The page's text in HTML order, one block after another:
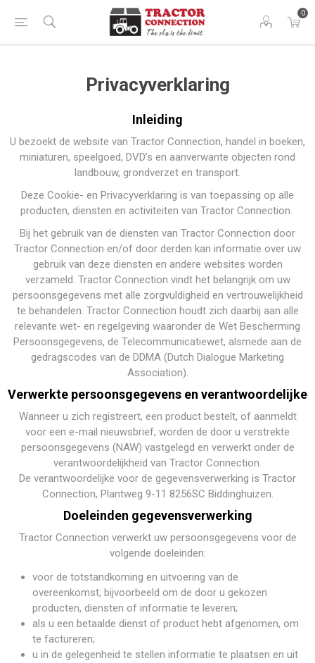
0
Privacyverklaring
Inleiding
U bezoekt de website van Tractor Connection, handel in boeken,
miniaturen, speelgoed, DVD’s en aanverwante objecten rond
landbouw, grondverzet en transport.
Deze Cookie- en Privacyverklaring is van toepassing op alle
producten, diensten en activiteiten van Tractor Connection.
Bij het gebruik van de diensten van Tractor Connection door
Tractor Connection en/of door derden kan informatie over uw
gebruik van deze diensten en andere websites worden
verzameld. Tractor Connection vindt het belangrijk om uw
persoonsgegevens met alle zorgvuldigheid en vertrouwelijkheid
te behandelen. Tractor Connection houdt zich daarbij aan alle
relevante wet- en regelgeving waaronder de Wet Bescherming
Persoonsgegevens, de Telecommunicatiewet, alsmede aan de
gedragscodes van de DDMA (Dutch Dialogue Marketing
Association).
Verwerkte persoonsgegevens en verantwoordelijke
Wanneer u zich registreert, een product bestelt, of aanmeldt
voor een e-mail nieuwsbrief, worden de door u verstrekte
persoonsgegevens (NAW) vastgelegd en verwerkt onder de
verantwoordelijkheid van Tractor Connection.
De verantwoordelijke voor de gegevensverwerking is Tractor
Connection, Plantweg 9-11 8256SC Biddinghuizen.
Doeleinden gegevensverwerking
Tractor Connection verwerkt uw persoonsgegevens voor de
volgende doeleinden:
voor de totstandkoming en uitvoering van de
overeenkomst, bijvoorbeeld om de door u gekozen
producten, diensten of informatie te leveren;
als u een betaalde dienst of product hebt afgenomen, om
te factureren;
u in de gelegenheid te stellen informatie te plaatsen en uit